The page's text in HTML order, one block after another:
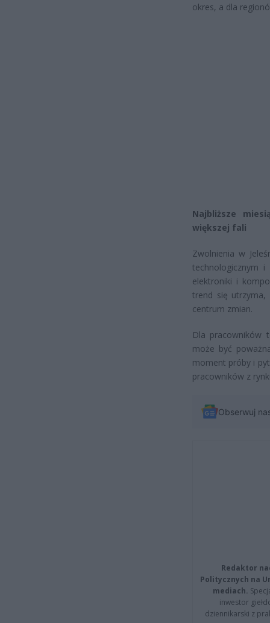
okres, a dla
Najbliższe
większej fali
Zwolnienia w
technologicznym i
elektroniki i
trend się
centrum zmian.
Dla pracowników
może być
moment próby i
pracowników z
Obserwuj
Redaktor
Politycznych na
mediach.
inwestor
dziennikarski z